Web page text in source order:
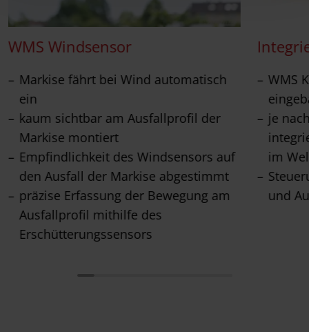
WMS Windsensor
Markise fährt bei Wind automatisch
ein
kaum sichtbar am Ausfallprofil der
Markise montiert
Empfindlichkeit des Windsensors auf
den Ausfall der Markise abgestimmt
präzise Erfassung der Bewegung am
Ausfallprofil mithilfe des
Erschütterungssensors
WMS
je
im
und